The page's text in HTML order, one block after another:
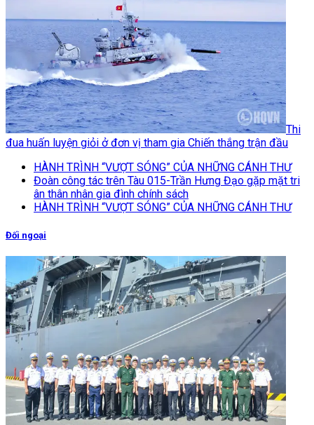
Thi
đua huấn luyện giỏi ở đơn vị tham gia Chiến thắng trận đầu
HÀNH TRÌNH “VƯỢT SÓNG” CỦA NHỮNG CÁNH THƯ
Đoàn công tác trên Tàu 015-Trần Hưng Đạo gặp mặt tri
ân thân nhân gia đình chính sách
HÀNH TRÌNH “VƯỢT SÓNG” CỦA NHỮNG CÁNH THƯ
Đối ngoại